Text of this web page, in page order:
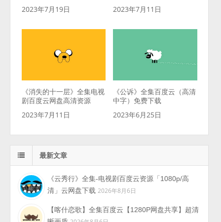
2023年7月19日 2023年7月11日
《消失的十一层》全集电视
剧百度云网盘高清资源
2023年7月11日
《公诉》全集百度云（高清
中字）免费下载
2023年6月25日
最新文章
《云秀行》全集-电视剧百度云资源「1080p/高
清」云网盘下载 2026年8月6日
【喀什恋歌】全集百度云【1280P网盘共享】超清